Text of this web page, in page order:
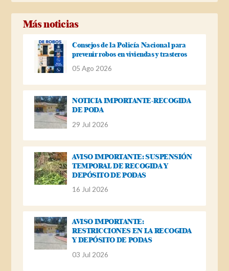
Más noticias
Consejos de la Policía Nacional para
prevenir robos en viviendas y trasteros
05 Ago 2026
NOTICIA IMPORTANTE-RECOGIDA
DE PODA
29 Jul 2026
AVISO IMPORTANTE: SUSPENSIÓN
TEMPORAL DE RECOGIDA Y
DEPÓSITO DE PODAS
16 Jul 2026
AVISO IMPORTANTE:
RESTRICCIONES EN LA RECOGIDA
Y DEPÓSITO DE PODAS
03 Jul 2026